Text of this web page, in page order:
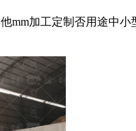
mm加工定制否用途中